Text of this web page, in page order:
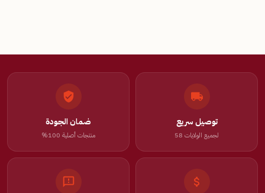
توصيل سريع
لجميع الولايات 58
ضمان الجودة
منتجات أصلية 100%